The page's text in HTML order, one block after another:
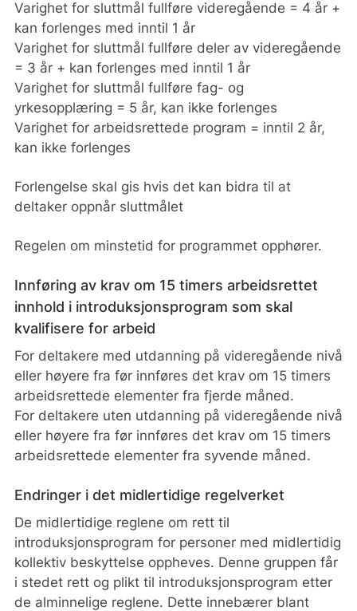
Varighet for sluttmål fullføre videregående = 4 år +
kan forlenges med inntil 1 år
Varighet for sluttmål fullføre deler av videregående
= 3 år + kan forlenges med inntil 1 år
Varighet for sluttmål fullføre fag- og
yrkesopplæring = 5 år, kan ikke forlenges
Varighet for arbeidsrettede program = inntil 2 år,
kan ikke forlenges
Forlengelse skal gis hvis det kan bidra til at
deltaker oppnår sluttmålet
Regelen om minstetid for programmet opphører.
Innføring av krav om 15 timers arbeidsrettet
innhold i introduksjonsprogram som skal
kvalifisere for arbeid
For deltakere med utdanning på videregående nivå
eller høyere fra før innføres det krav om 15 timers
arbeidsrettede elementer fra fjerde måned.
For deltakere uten utdanning på videregående nivå
eller høyere fra før innføres det krav om 15 timers
arbeidsrettede elementer fra syvende måned.
Endringer i det midlertidige regelverket
De midlertidige reglene om rett til
introduksjonsprogram for personer med midlertidig
kollektiv beskyttelse oppheves. Denne gruppen får
i stedet rett og plikt til introduksjonsprogram etter
de alminnelige reglene. Dette innebærer blant